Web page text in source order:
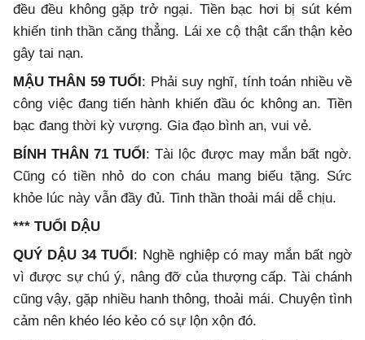
đều đều không gặp trở ngại. Tiền bạc hơi bị sút kém
khiến tinh thần căng thẳng. Lái xe cộ thật cẩn thận kẻo
gây tai nạn.
MẬU THÂN 59 TUỔI: Phải suy nghĩ, tính toán nhiều về
công việc đang tiến hành khiến đầu óc không an. Tiền
bạc đang thời kỳ vượng. Gia đạo bình an, vui vẻ.
BÍNH THÂN 71 TUỔI: Tài lộc được may mắn bất ngờ.
Cũng có tiền nhỏ do con cháu mang biếu tặng. Sức
khỏe lúc này vẫn đầy đủ. Tinh thần thoải mái dễ chịu.
*** TUỔI DẬU
QUÝ DẬU 34 TUỔI: Nghề nghiệp có may mắn bất ngờ
vì được sự chú ý, nâng đỡ của thượng cấp. Tài chánh
cũng vậy, gặp nhiều hanh thông, thoải mái. Chuyện tình
cảm nên khéo léo kẻo có sự lộn xộn đó.